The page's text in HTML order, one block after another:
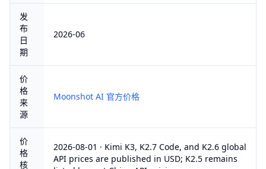
发
布
日
期
2026-06
价
格
来
源
Moonshot AI 官方价格
价
格
核
2026-08-01 · Kimi K3, K2.7 Code, and K2.6 global
API prices are published in USD; K2.5 remains